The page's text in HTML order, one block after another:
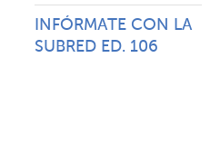
INFÓRMATE CON LA
SUBRED ED. 106